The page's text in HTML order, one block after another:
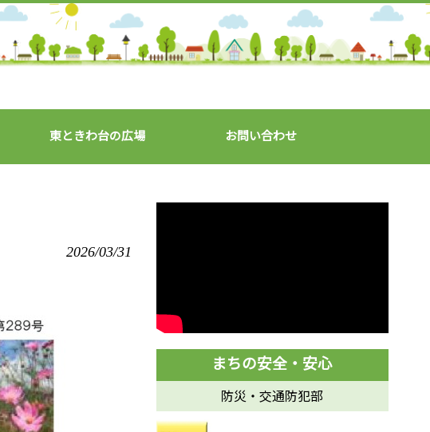
東ときわ台の広場 お問い合わせ
2026/03/31
防災・交通防犯部